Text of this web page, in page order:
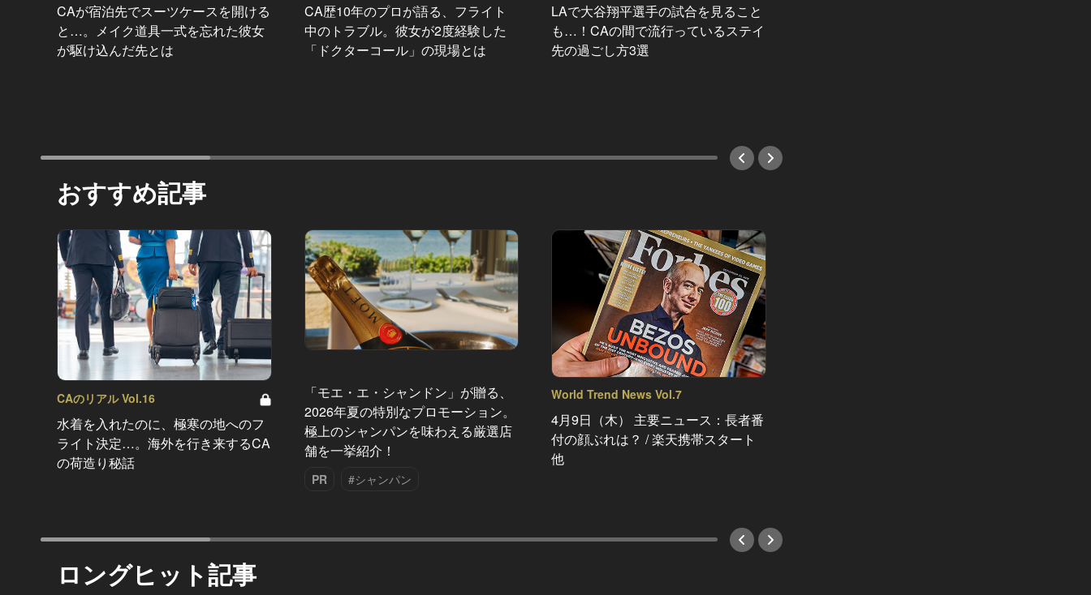
CAが宿泊先でスーツケースを開ける
と…。メイク道具一式を忘れた彼女
が駆け込んだ先とは
CA歴10年のプロが語る、フライト
中のトラブル。彼女が2度経験した
「ドクターコール」の現場とは
LAで大谷翔平選手の試合を見ること
も…！CAの間で流行っているステイ
先の過ごし方3選
おすすめ記事
CAのリアル Vol.16
水着を入れたのに、極寒の地へのフ
ライト決定…。海外を行き来するCA
の荷造り秘話
「モエ・エ・シャンドン」が贈る、
2026年夏の特別なプロモーション。
極上のシャンパンを味わえる厳選店
舗を一挙紹介！
PR #シャンパン
World Trend News Vol.7
4月9日（木） 主要ニュース：長者番
付の顔ぶれは？ / 楽天携帯スタート
他
ロングヒット記事